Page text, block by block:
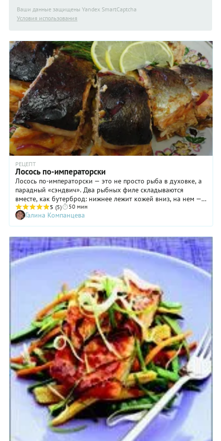
Ваши данные защищены Yandex SmartCaptcha
Условия использования
РЕЦЕПТ
Лосось по-императорски
Лосось по-императорски — это не просто рыба в духовке, а
парадный «сэндвич». Два рыбных филе складываются
вместе, как бутерброд: нижнее лежит кожей вниз, на нем —
лимонные и апельсиновые долки, а сверху — второе филе
кожей вверх. В таком виде конструкция отправляется в
духовку. Фокус в том, что сочный цитрусовый сок не дает
вносит и остро-сладкий маринад из соевого соуса, меда и
соуса чили, которым также поливается филе. В итоге вы
получаете невероятно аппетитное рыбное блюдо, которое
остается только нарезать на удобные порции и подавать к
5 (5) 50 мин
Галина Компанцева